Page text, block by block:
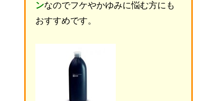
ンなのでフケやかゆみに悩む方にも
おすすめです。